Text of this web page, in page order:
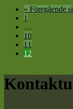
« Go
Föregående
Sida
1
sidor
utelämnas
…
Sida
10
Sida
11
Sida
12
Footer